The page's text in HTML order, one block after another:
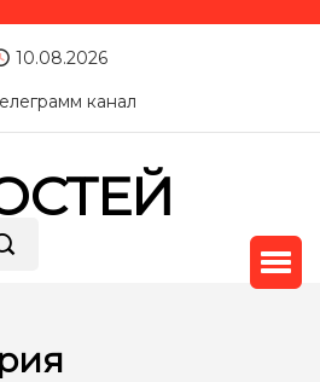
10.08.2026
канал